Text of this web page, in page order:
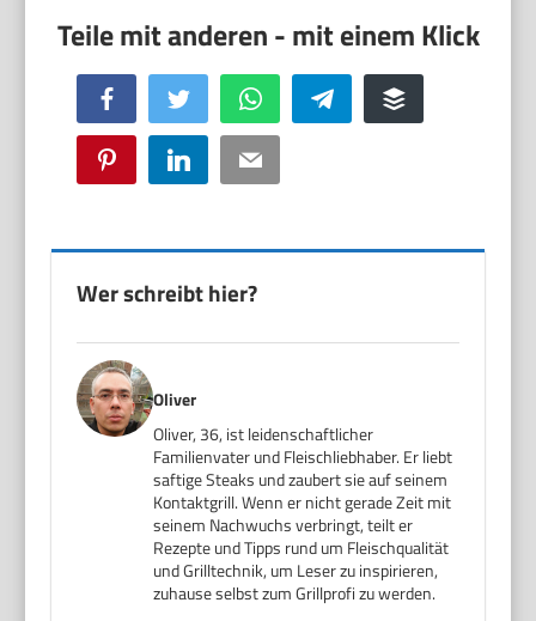
Facebook Twitter WhatsApp Telegram Buffer
Pinterest LinkedIn Email
Wer schreibt hier?
Oliver
Oliver, 36, ist leidenschaftlicher
Familienvater und Fleischliebhaber. Er liebt
saftige Steaks und zaubert sie auf seinem
Kontaktgrill. Wenn er nicht gerade Zeit mit
seinem Nachwuchs verbringt, teilt er
Rezepte und Tipps rund um Fleischqualität
und Grilltechnik, um Leser zu inspirieren,
zuhause selbst zum Grillprofi zu werden.